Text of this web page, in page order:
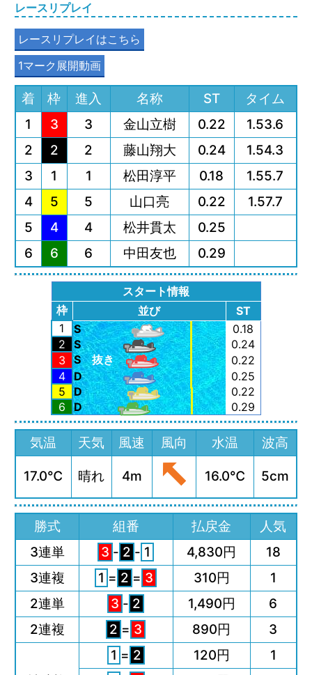
レースリプレイ
レースリプレイはこちら
1マーク展開動画
着 枠 進入 名称 ST
タイム
1
3 3 金山立樹 0.22
1.53.6
2
2 2 藤山翔大 0.24
1.54.3
3
1 1 松田淳平 0.18
1.55.7
4
5 5 山口亮 0.22
1.57.7
5
4 4 松井貫太
0.25
6
6 6 中田友也 0.29
スタート情報
枠
並び
ST
1
S
0.18
2
S
0.24
3
S 抜き
0.22
4 D
0.25
5
D
0.22
6
D 0.29
気温 天気 風速 風向 水温 波高
17.0℃ 晴れ 4m 16.0℃ 5cm
勝式 組番 払戻金
人気
3連単
3 - 2 - 1 4,830円
18
3連複
1 = 2 = 3 310円
1
2連単
3 - 2 1,490円
6
2連複
2 = 3 890円 3
1 = 2 120円
1